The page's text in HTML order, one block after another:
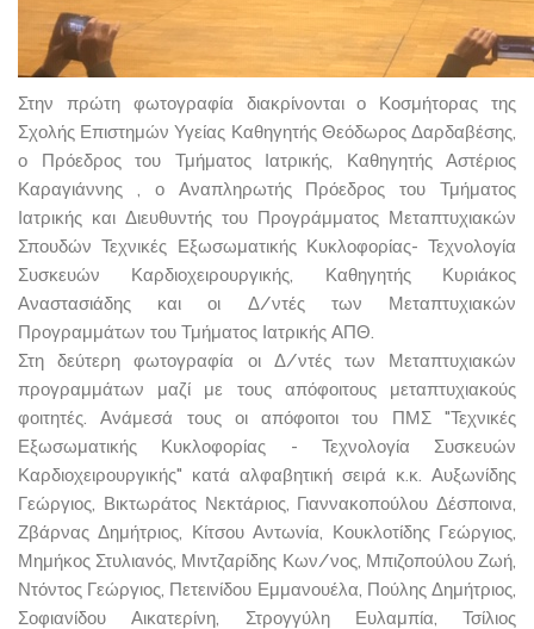
Στην πρώτη φωτογραφία διακρίνονται ο Κοσμήτορας της
Σχολής Επιστημών Υγείας Καθηγητής Θεόδωρος Δαρδαβέσης,
ο Πρόεδρος του Τμήματος Ιατρικής, Καθηγητής Αστέριος
Καραγιάννης , ο Αναπληρωτής Πρόεδρος του Τμήματος
Ιατρικής και Διευθυντής του Προγράμματος Μεταπτυχιακών
Σπουδών Τεχνικές Εξωσωματικής Κυκλοφορίας- Τεχνολογία
Συσκευών Καρδιοχειρουργικής, Καθηγητής Κυριάκος
Αναστασιάδης και οι Δ/ντές των Μεταπτυχιακών
Προγραμμάτων του Τμήματος Ιατρικής ΑΠΘ.
Στη δεύτερη φωτογραφία οι Δ/ντές των Μεταπτυχιακών
προγραμμάτων μαζί με τους απόφοιτους μεταπτυχιακούς
φοιτητές. Ανάμεσά τους οι απόφοιτοι του ΠΜΣ "Τεχνικές
Εξωσωματικής Κυκλοφορίας - Τεχνολογία Συσκευών
Καρδιοχειρουργικής" κατά αλφαβητική σειρά κ.κ. Αυξωνίδης
Γεώργιος, Βικτωράτος Νεκτάριος, Γιαννακοπούλου Δέσποινα,
Ζβάρνας Δημήτριος, Κίτσου Αντωνία, Κουκλοτίδης Γεώργιος,
Μημήκος Στυλιανός, Μιντζαρίδης Κων/νος, Μπιζοπούλου Ζωή,
Ντόντος Γεώργιος, Πετεινίδου Εμμανουέλα, Πούλης Δημήτριος,
Σοφιανίδου Αικατερίνη, Στρογγύλη Ευλαμπία, Τσίλιος